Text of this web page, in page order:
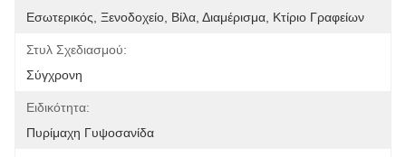
Εσωτερικός, Ξενοδοχείο, Βίλα, Διαμέρισμα, Κτίριο Γραφείων
Στυλ Σχεδιασμού:
Σύγχρονη
Ειδικότητα:
Πυρίμαχη Γυψοσανίδα